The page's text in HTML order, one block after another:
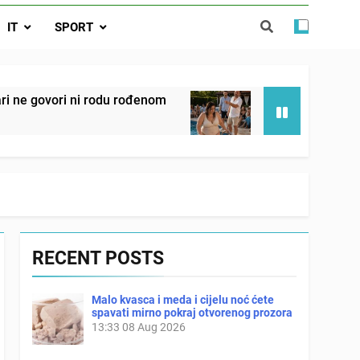
4 stvari ne govori ni rodu rođenom
MU POGLEDAO U OČI, ISPUSTIO
REKLI DA JE MRTVA Advertisements
IT SPORT
rođenom Onog dana kada je moj muž
2 Days Ago
RECENT POSTS
Malo kvasca i meda i cijelu noć ćete
spavati mirno pokraj otvorenog prozora
13:33 08 Aug 2026